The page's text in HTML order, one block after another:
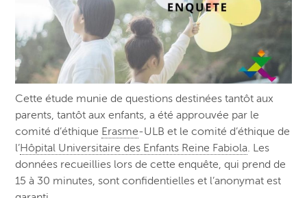
Cette étude munie de questions destinées tantôt aux
parents, tantôt aux enfants, a été approuvée par le
comité d’éthique Erasme-ULB et le comité d’éthique de
l’Hôpital Universitaire des Enfants Reine Fabiola. Les
données recueillies lors de cette enquête, qui prend de
15 à 30 minutes, sont confidentielles et l’anonymat est